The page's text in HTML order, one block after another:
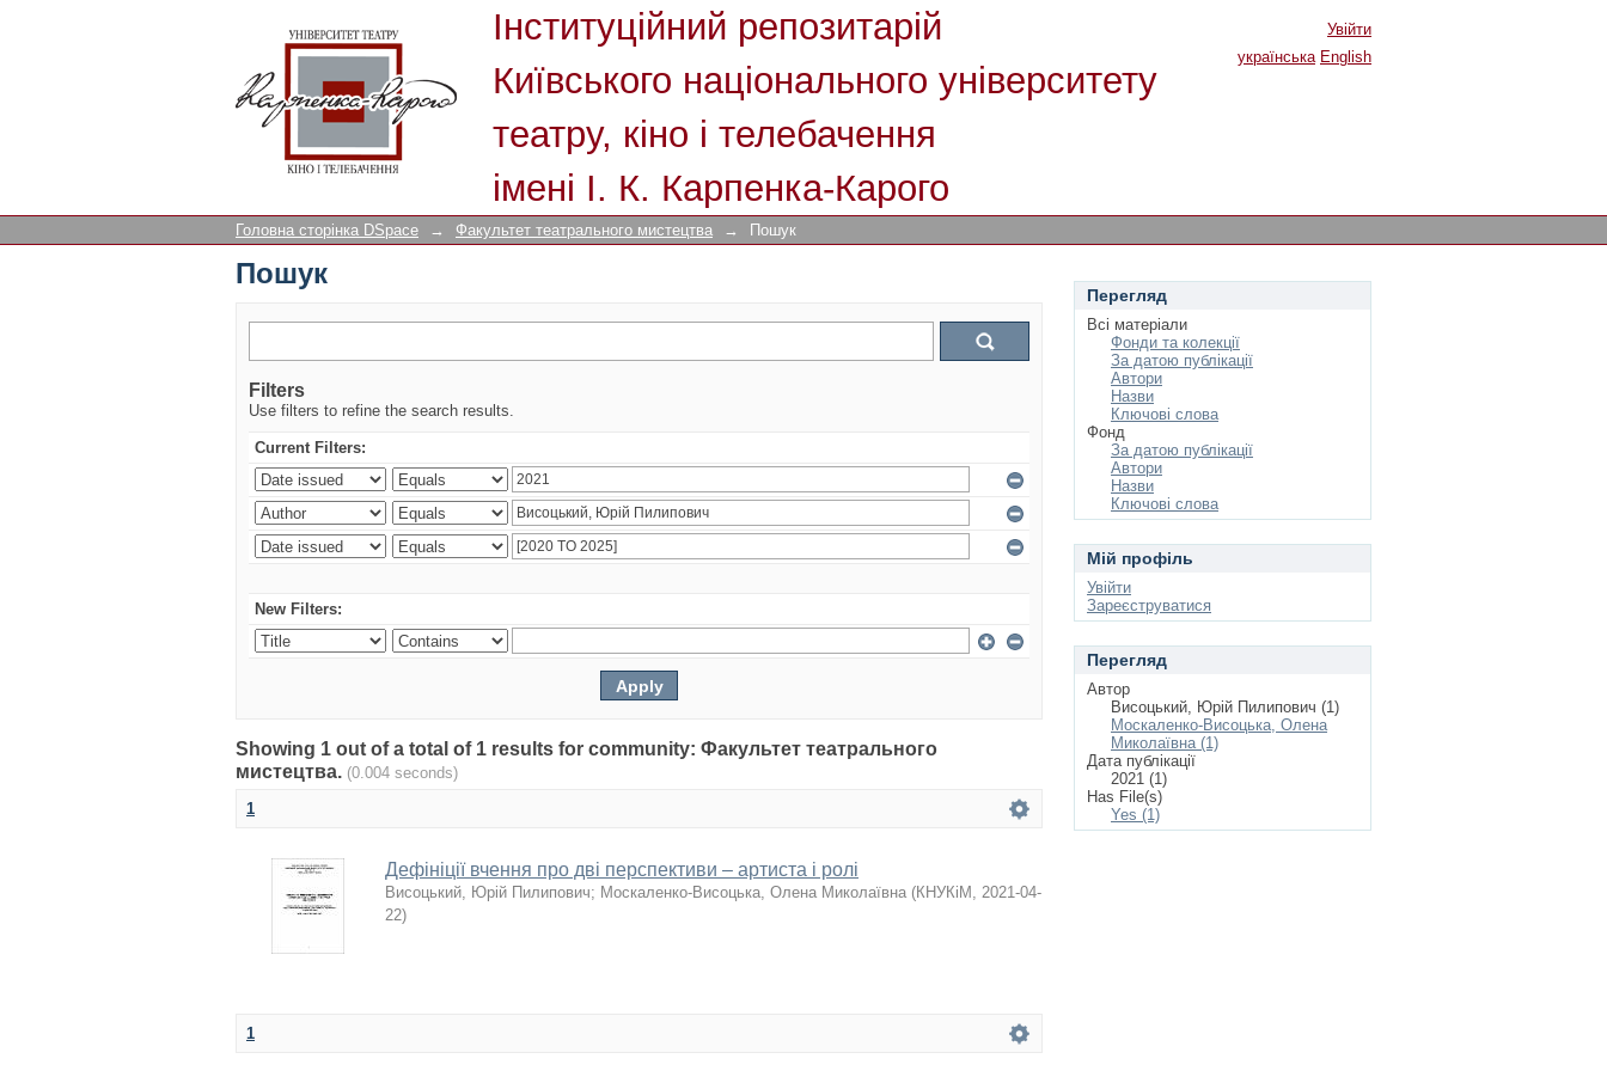
Інституційний репозитарій
Київського національного університету
театру, кіно і телебачення
імені І. К. Карпенка-Карого
Увійти
українська English
Головна сторінка DSpace → Факультет театрального мистецтва → Пошук
Пошук
Filters
Use filters to refine the search results.
Current Filters:
New Filters:
Showing 1 out of a total of 1 results for community: Факультет театрального
мистецтва. (0.004 seconds)
1
Дефініції вчення про дві перспективи – артиста і ролі
Висоцький, Юрій Пилипович; Москаленко-Висоцька, Олена Миколаївна (КНУКіМ , 2021-04-
22)
1
Перегляд
Всі матеріали
Фонди та колекції
За датою публікації
Автори
Назви
Ключові слова
Фонд
За датою публікації
Автори
Назви
Ключові слова
Мій профіль
Увійти
Зареєструватися
Перегляд
Автор
Висоцький, Юрій Пилипович (1)
Москаленко-Висоцька, Олена
Миколаївна (1)
Дата публікації
2021 (1)
Has File(s)
Yes (1)